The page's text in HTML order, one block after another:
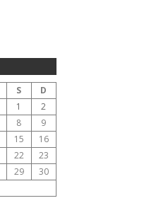
S
D
1
2
8
9
15
16
22
23
29
30